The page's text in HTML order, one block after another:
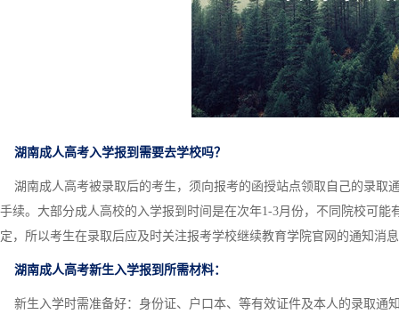
湖南成人高考入学报到需要去学校吗？
湖南成人高考被录取后的考生，须向报考的函授站点领取自己的录取
手续。大部分成人高校的入学报到时间是在次年1-3月份，不同院校可
定，所以考生在录取后应及时关注报考学校继续教育学院官网的通知消
湖南成人高考新生入学报到所需材料：
新生入学时需准备好：身份证、户口本、等有效证件及本人的录取通